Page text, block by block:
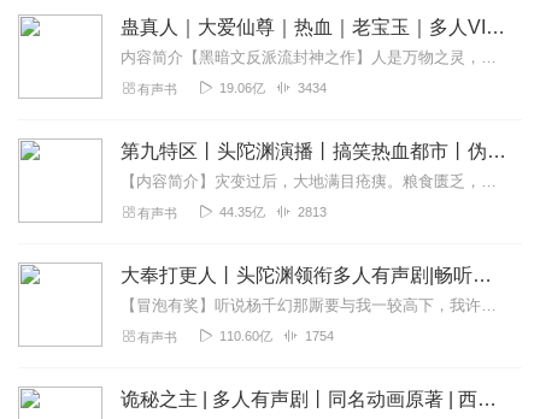
蛊真人｜大爱仙尊｜热血｜老宝玉｜多人VIP免费有声剧
内容简介【黑暗文反派流封神之作】人是万物之灵，蛊是天地真精。一个穿越者不断重生的故事。一个养蛊、炼蛊、用蛊的奇特世界。配音组（男角色）老宝玉旁白...
有声书 19.06亿 3434
第九特区丨头陀渊演播丨搞笑热血都市丨伪戒丨VIP免费多人有声剧
【内容简介】灾变过后，大地满目疮痍。粮食匮乏，资源紧俏，局势混乱……一位从待规划区杀出来的青年，背对着漫天黄沙，孤身来到九区谋生，却不曾想偶然结识三五好友，一念...
有声书 44.35亿 2813
大奉打更人丨头陀渊领衔多人有声剧|畅听全集|王鹤棣、田曦薇主演影视剧原著|卖报小郎君
【冒泡有奖】听说杨千幻那厮要与我一较高下，我许七安要开始装叉了！快进入声音播放页戳下方输入框，冒个泡偷偷告诉我，我要用哪些诗词才能胜过他？说得好的，有赏！202...
有声书 110.60亿 1754
诡秘之主 | 多人有声剧丨同名动画原著 | 西幻克苏鲁 | 乌贼作品